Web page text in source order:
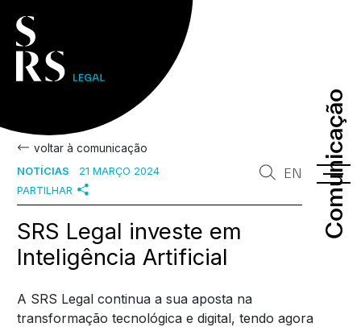
Comunicação
Comunicação
EN
voltar à comunicação
NOTÍCIAS
21 MARÇO 2024
PARTILHAR
SRS Legal investe em
Inteligência Artificial
A SRS Legal continua a sua aposta na
transformação tecnológica e digital, tendo agora